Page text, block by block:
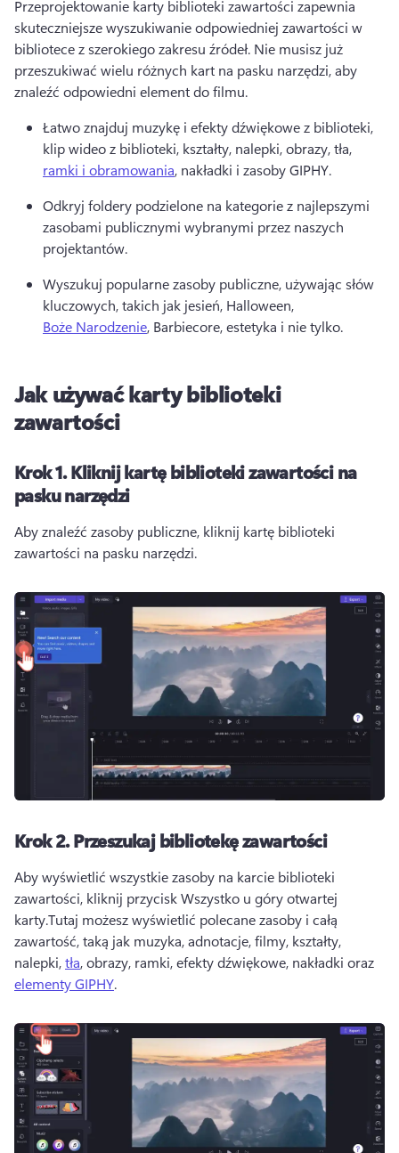
Przeprojektowanie karty biblioteki zawartości zapewnia
skuteczniejsze wyszukiwanie odpowiedniej zawartości w
bibliotece z szerokiego zakresu źródeł. Nie musisz już
przeszukiwać wielu różnych kart na pasku narzędzi, aby
znaleźć odpowiedni element do filmu.
Łatwo znajduj muzykę i efekty dźwiękowe z biblioteki,
klip wideo z biblioteki, kształty, nalepki, obrazy, tła,
ramki i obramowania, nakładki i zasoby GIPHY.
Odkryj foldery podzielone na kategorie z najlepszymi
zasobami publicznymi wybranymi przez naszych
projektantów.
Wyszukuj popularne zasoby publiczne, używając słów
kluczowych, takich jak jesień, Halloween,
Boże Narodzenie, Barbiecore, estetyka i nie tylko.
Jak używać karty biblioteki
zawartości
Krok 1.Kliknij kartę biblioteki zawartości na
pasku narzędzi
Aby znaleźć zasoby publiczne, kliknij kartę biblioteki
zawartości na pasku narzędzi.
Krok 2.Przeszukaj bibliotekę zawartości
Aby wyświetlić wszystkie zasoby na karcie biblioteki
zawartości, kliknij przycisk Wszystko u góry otwartej
karty.Tutaj możesz wyświetlić polecane zasoby i całą
zawartość, taką jak muzyka, adnotacje, filmy, kształty,
nalepki, tła, obrazy, ramki, efekty dźwiękowe, nakładki oraz
elementy GIPHY.